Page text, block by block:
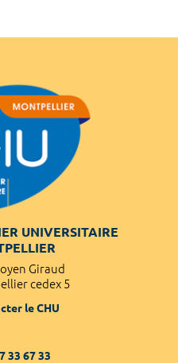
UNIVERSITAIRE
Giraud
cedex 5
le CHU
33 67 33